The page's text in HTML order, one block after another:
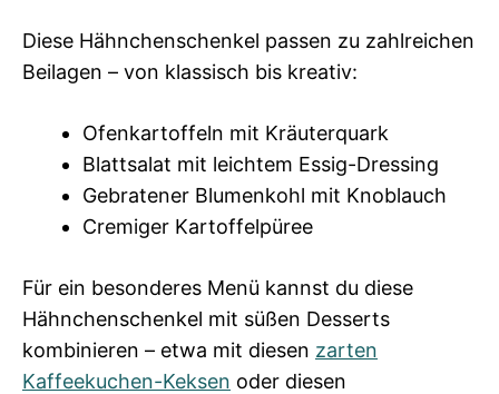
Diese Hähnchenschenkel passen zu zahlreichen
Beilagen – von klassisch bis kreativ:
Ofenkartoffeln mit Kräuterquark
Blattsalat mit leichtem Essig-Dressing
Gebratener Blumenkohl mit Knoblauch
Cremiger Kartoffelpüree
Für ein besonderes Menü kannst du diese
Hähnchenschenkel mit süßen Desserts
kombinieren – etwa mit diesen zarten
Kaffeekuchen-Keksen oder diesen